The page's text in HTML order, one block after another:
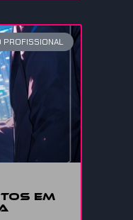
PROFISSIONAL
em